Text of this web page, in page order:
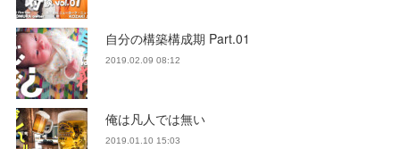
自分の構築構成期 Part.01
2019.02.09 08:12
俺は凡人では無い
2019.01.10 15:03